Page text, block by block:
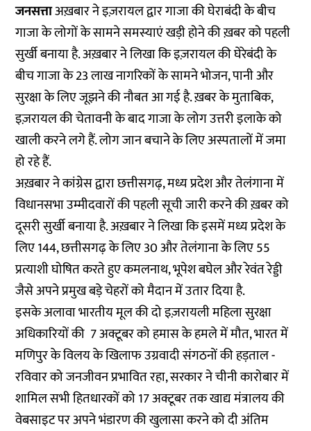
जनसत्ताअख़बार ने इज़रायल द्वार गाजा की घेराबंदी के बीच
गाजा के लोगों के सामने समस्याएं खड़ी होने की ख़बर को पहली
सुर्खी बनाया है. अख़बार ने लिखा कि इज़रायल की घेरेबंदी के
बीच गाजा के 23 लाख नागरिकों के सामने भोजन, पानी और
सुरक्षा के लिए जूझने की नौबत आ गई है. ख़बर के मुताबिक,
इज़रायल की चेतावनी के बाद गाजा के लोग उत्तरी इलाके को
खाली करने लगे हैं. लोग जान बचाने के लिए अस्पतालों में जमा
हो रहे हैं.
अख़बार ने कांग्रेस द्वारा छत्तीसगढ़, मध्य प्रदेश और तेलंगाना में
विधानसभा उम्मीदवारों की पहली सूची जारी करने की ख़बर को
दूसरी सुर्खी बनाया है. अख़बार ने लिखा कि इसमें मध्य प्रदेश के
लिए 144, छत्तीसगढ़ के लिए 30 और तेलंगाना के लिए 55
प्रत्याशी घोषित करते हुए कमलनाथ, भूपेश बघेल और रेवंत रेड्डी
जैसे अपने प्रमुख बड़े चेहरों को मैदान में उतार दिया है.
इसके अलावा भारतीय मूल की दो इज़रायली महिला सुरक्षा
अधिकारियों की 7 अक्टूबर को हमास के हमले में मौत, भारत में
मणिपुर के विलय के खिलाफ उग्रवादी संगठनों की हड़ताल -
रविवार को जनजीवन प्रभावित रहा, सरकार ने चीनी कारोबार में
शामिल सभी हितधारकों को 17 अक्टूबर तक खाद्य मंत्रालय की
वेबसाइट पर अपने भंडारण की खुलासा करने को दी अंतिम